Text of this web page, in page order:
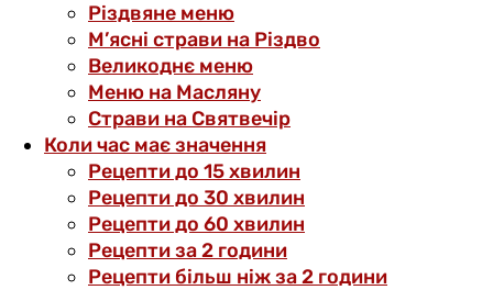
Різдвяне меню
М’ясні страви на Різдво
Великоднє меню
Меню на Масляну
Страви на Святвечір
Коли час має значення
Рецепти до 15 хвилин
Рецепти до 30 хвилин
Рецепти до 60 хвилин
Рецепти за 2 години
Рецепти більш ніж за 2 години